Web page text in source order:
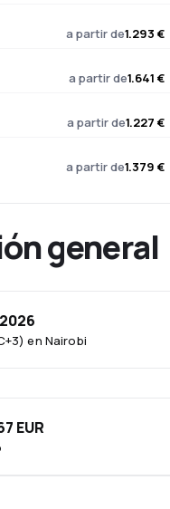
a partir de1.293 €
a partir de1.641 €
a partir de1.227 €
a partir de1.379 €
general
en Nairobi
EUR